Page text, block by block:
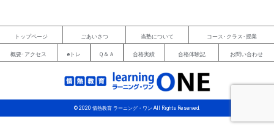
トップページ ごあいさつ 当塾について コース･クラス･授業
概要･アクセス eトレ Ｑ＆Ａ 合格実績 合格体験記 お問い合わせ
© 2020 情熱教育 ラーニング・ワン All Rights Reserved.